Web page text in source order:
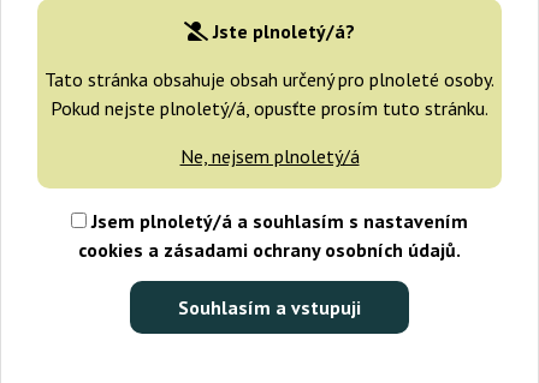
Jste plnoletý/á?
Tato stránka obsahuje obsah určený pro plnoleté osoby.
Pokud nejste plnoletý/á, opusťte prosím tuto stránku.
Ne, nejsem plnoletý/á
Jsem plnoletý/á a souhlasím s nastavením
cookies a zásadami ochrany osobních údajů.
Souhlasím a vstupuji